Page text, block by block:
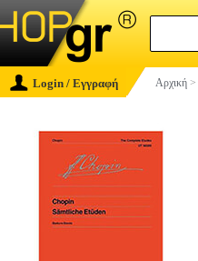
Login / Εγγραφή Αρχική >